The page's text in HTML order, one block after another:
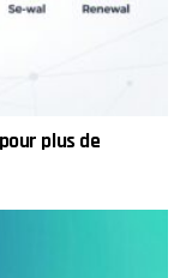
plus de